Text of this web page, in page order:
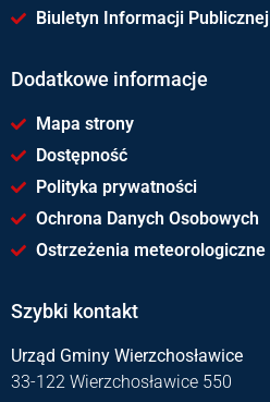
Biuletyn Informacji Publicznej
Dodatkowe informacje
Mapa strony
Dostępność
Polityka prywatności
Ochrona Danych Osobowych
Ostrzeżenia meteorologiczne
Szybki kontakt
Urząd Gminy Wierzchosławice
33-122 Wierzchosławice 550